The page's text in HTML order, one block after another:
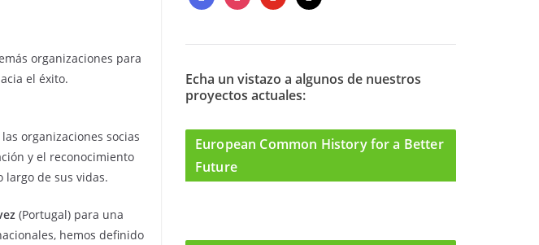
organizaciones para
el éxito.
organizaciones socias
y el reconocimiento
de sus vidas.
(Portugal) para una
hemos definido
a
e
o
o
n
t
g
r
m
o
t
b
e
a
l
Echa un vistazo a algunos de nuestros
proyectos actuales:
European Common History for a Better
Future